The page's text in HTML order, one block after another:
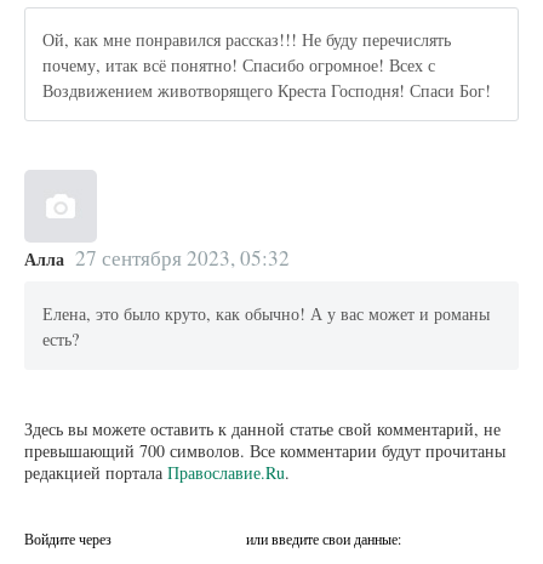
Ой, как мне понравился рассказ!!! Не буду перечислять
почему, итак всё понятно! Спасибо огромное! Всех с
Воздвижением животворящего Креста Господня! Спаси Бог!
Алла 27 сентября 2023, 05:32
Елена, это было круто, как обычно! А у вас может и романы
есть?
Здесь вы можете оставить к данной статье свой комментарий, не
превышающий 700 символов. Все комментарии будут прочитаны
редакцией портала Православие.Ru.
Войдите через или введите свои данные: